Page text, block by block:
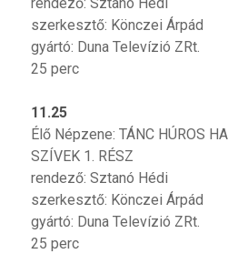
szerkesztő: Könczei Árpád
gyártó: Duna Televízió ZRt.
25 perc
11.25
Élő Népzene: TÁNC HÚROS
SZÍVEK 1. RÉSZ
rendező: Sztanó Hédi
szerkesztő: Könczei Árpád
gyártó: Duna Televízió ZRt.
25 perc